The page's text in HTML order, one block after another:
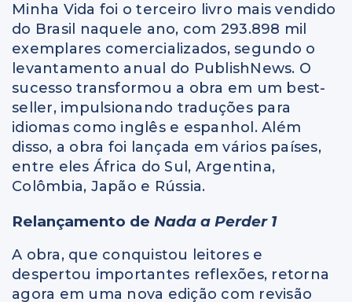
Minha Vida foi o terceiro livro mais vendido
do Brasil naquele ano, com 293.898 mil
exemplares comercializados, segundo o
levantamento anual do PublishNews. O
sucesso transformou a obra em um best-
seller, impulsionando traduções para
idiomas como inglês e espanhol. Além
disso, a obra foi lançada em vários países,
entre eles África do Sul, Argentina,
Colômbia, Japão e Rússia.
Relançamento de Nada a Perder 1
A obra, que conquistou leitores e
despertou importantes reflexões, retorna
agora em uma nova edição com revisão